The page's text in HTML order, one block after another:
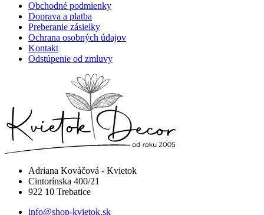
Obchodné podmienky
Doprava a platba
Preberanie zásielky
Ochrana osobných údajov
Kontakt
Odstúpenie od zmluvy
Adriana Kováčová - Kvietok
Cintorínska 400/21
922 10 Trebatice
info@shop-kvietok.sk